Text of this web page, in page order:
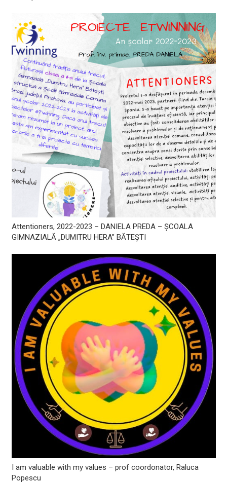
Attentioners, 2022-2023 – DANIELA PREDA – ȘCOALA
GIMNAZIALĂ „DUMITRU HERA” BĂTEȘTI
I am valuable with my values – prof coordonator, Raluca
Popescu